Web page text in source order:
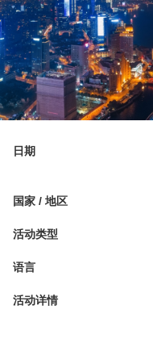
日期
国家 / 地区
活动类型
语言
活动详情